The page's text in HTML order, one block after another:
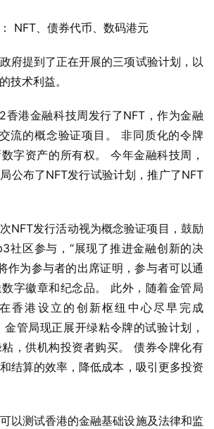
NFT、债券代币、数码港元
府提到了正在开展的三项试验计划，以
技术利益。
香港金融科技周发行了NFT，作为金融
流的概念验证项目。 非同质化的令牌
字资产的所有权。 今年金融科技周，
公布了NFT发行试验计划，推广了NFT
NFT发行活动视为概念验证项目，鼓励
社区参与，“展现了推进金融创新的决
作为参与者的出席证明，参与者可以通
字徽章和纪念品。 此外，随着金管局
香港设立的创新枢纽中心尽早完成
管局现正展开绿粘令牌的试验计划，
，供机构投资者购买。 债券令牌化有
结算的效率，降低成本，吸引更多投资
以测试香港的金融基础设施及法律和监